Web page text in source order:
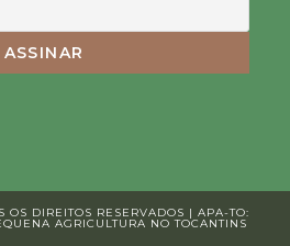
OS DIREITOS RESERVADOS | APA-TO:
AGRICULTURA NO TOCANTINS